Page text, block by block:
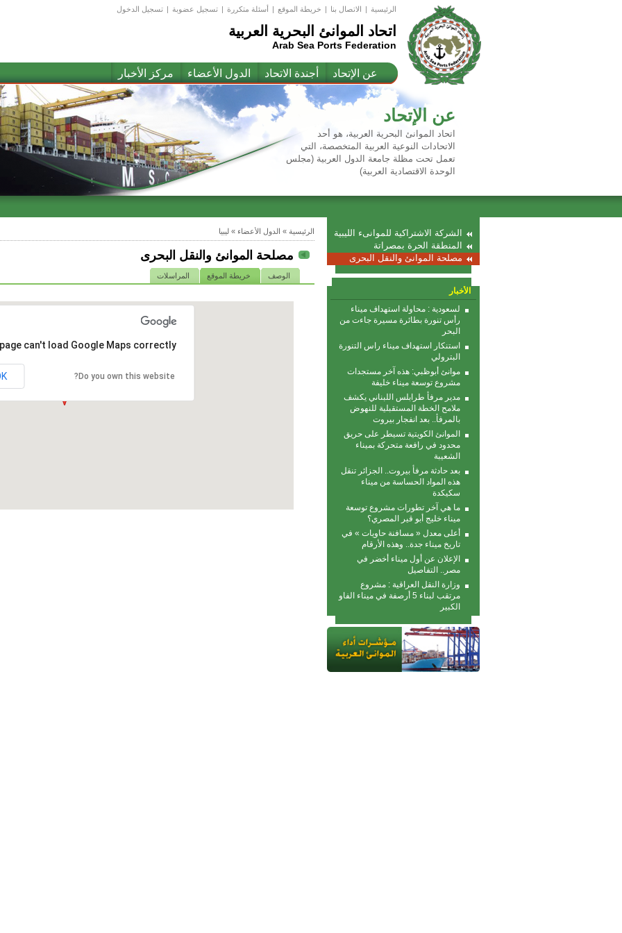
الرئيسية | اﻻتصال بنا | خريطة الموقع | أسئلة متكررة | تسجيل عضوبة | تسجيل الدخول
اتحاد الموانئ البحرية العربية
Arab Sea Ports Federation
عن الإتحاد أجندة الاتحاد الدول الأعضاء مركز الأخبار
عن الإتحاد
اتحاد الموانئ البحرية العربية، هو أحد
الاتحادات النوعية العربية المتخصصة، التي
تعمل تحت مظلة جامعة الدول العربية (مجلس
الوحدة الاقتصادية العربية)
الشركة الاشتراكية للموانىء الليبية
المنطقة الحرة بمصراتة
مصلحة الموانئ والنقل البحرى
الأخبار
لسعودية : محاولة استهداف ميناء
رأس تنورة بطائرة مسيرة جاءت من
البحر
استنكار استهداف ميناء راس التنورة
البترولي
موانئ أبوظبي: هذه آخر مستجدات
مشروع توسعة ميناء خليفة
مدير مرفأ طرابلس اللبناني يكشف
ملامح الخطة المستقبلية للنهوض
بالمرفأ.. بعد انفجار بيروت
الموانئ الكويتية تسيطر على حريق
محدود في رافعة متحركة بمیناء
الشعیبة
بعد حادثة مرفأ بيروت.. الجزائر تنقل
هذه المواد الحساسة من ميناء
سكيكدة
ما هي آخر تطورات مشروع توسعة
ميناء خليج أبو قير المصري؟
أعلى معدل « مسافنة حاويات » في
تاريخ ميناء جدة.. وهذه الأرقام
الإعلان عن أول ميناء أخضر في
مصر.. التفاصيل
وزارة النقل العراقية : مشروع
مرتقب لبناء 5 أرصفة في ميناء الفاو
الكبير
الرئيسية » الدول الأعضاء »ليبيا
مصلحة الموانئ والنقل البحرى
الوصف خريطة الموقع المراسلات
can't load Google Maps correctly.
Do you own this website?